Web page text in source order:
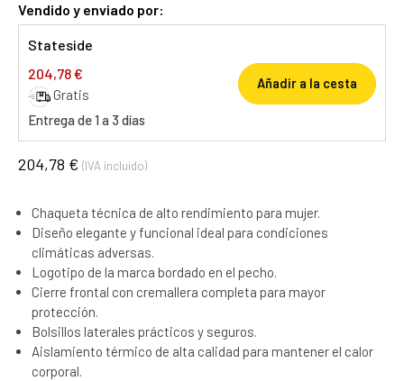
Vendido y enviado por:
Stateside
204,78 €
Gratis
Entrega de 1 a 3 días
Añadir a la cesta
204,78 € (IVA incluido)
Chaqueta técnica de alto rendimiento para mujer.
Diseño elegante y funcional ideal para condiciones
climáticas adversas.
Logotipo de la marca bordado en el pecho.
Cierre frontal con cremallera completa para mayor
protección.
Bolsillos laterales prácticos y seguros.
Aislamiento térmico de alta calidad para mantener el calor
corporal.